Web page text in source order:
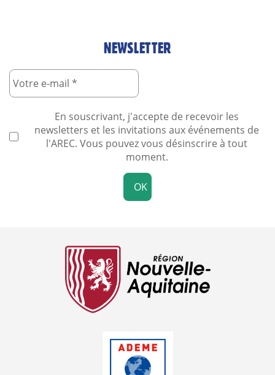
NEWSLETTER
En souscrivant, j'accepte de recevoir les
newsletters et les invitations aux événements de
l'AREC. Vous pouvez vous désinscrire à tout
moment.